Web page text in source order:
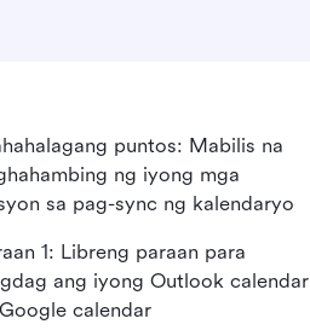
puntos: Mabilis na
ng iyong mga
sa pag-sync ng kalendaryo
1: Libreng paraan para
ang iyong Outlook calendar
calendar